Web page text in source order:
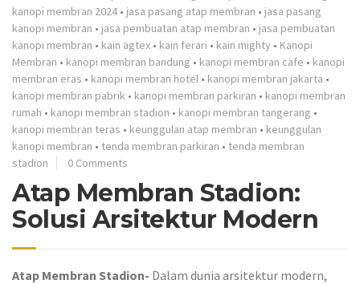
kanopi membran 2024 • jasa pasang atap membran • jasa pasang
kanopi membran • jasa pembuatan atap membran • jasa pembuatan
kanopi membran • kain agtex • kain ferari • kain mighty • Kanopi
Membran • kanopi membran bandung • kanopi membran cafe • kanopi
membran eras • kanopi membran hotel • kanopi membran jakarta •
kanopi membran pabrik • kanopi membran parkiran • kanopi membran
rumah • kanopi membran stadion • kanopi membran tangerang •
kanopi membran teras • keunggulan atap membran • keunggulan
kanopi membran • tenda membran parkiran • tenda membran
stadion
0 Comments
Atap Membran Stadion:
Solusi Arsitektur Modern
Atap Membran Stadion- Dalam dunia arsitektur modern,